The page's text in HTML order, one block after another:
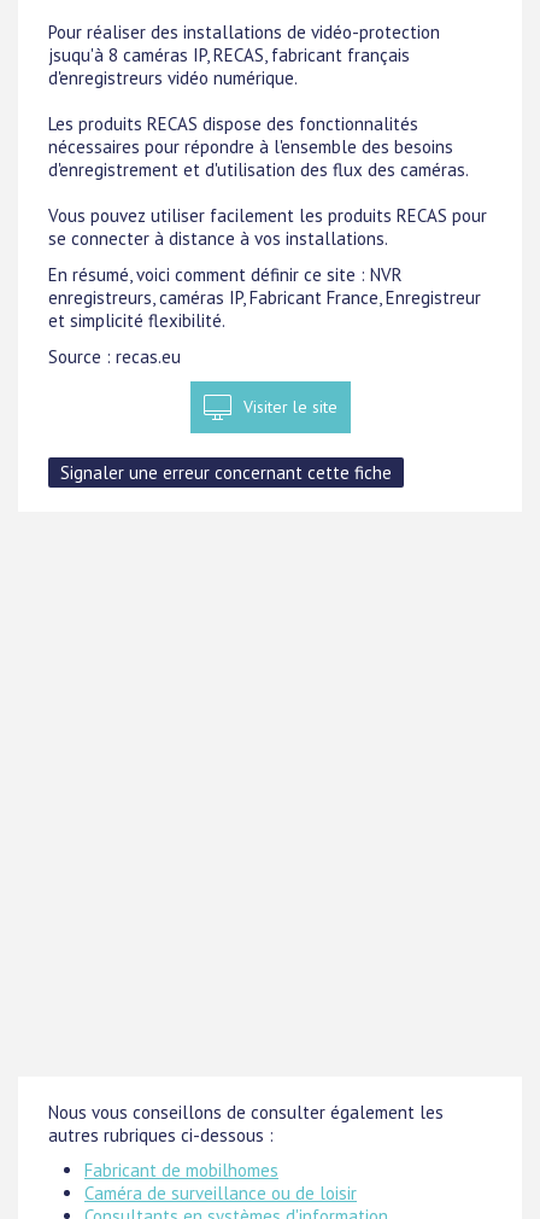
Pour réaliser des installations de vidéo-protection
jsuqu'à 8 caméras IP, RECAS, fabricant français
d'enregistreurs vidéo numérique.
Les produits RECAS dispose des fonctionnalités
nécessaires pour répondre à l'ensemble des besoins
d'enregistrement et d'utilisation des flux des caméras.
Vous pouvez utiliser facilement les produits RECAS pour
se connecter à distance à vos installations.
En résumé, voici comment définir ce site : NVR
enregistreurs, caméras IP, Fabricant France, Enregistreur
et simplicité flexibilité.
Source : recas.eu
Visiter le site
Nous vous conseillons de consulter également les
autres rubriques ci-dessous :
Fabricant de mobilhomes
Caméra de surveillance ou de loisir